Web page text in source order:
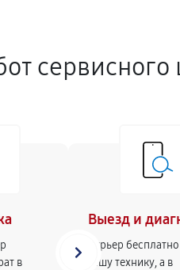
сервисного
в
Выезд и
Курьер
вашу технику, а в